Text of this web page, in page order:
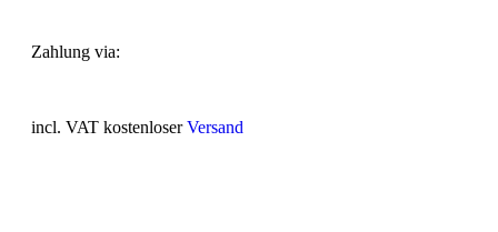
Zahlung via:
incl. VAT kostenloserVersand